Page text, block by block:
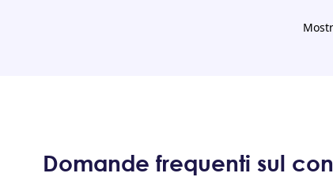
Domande frequenti sul